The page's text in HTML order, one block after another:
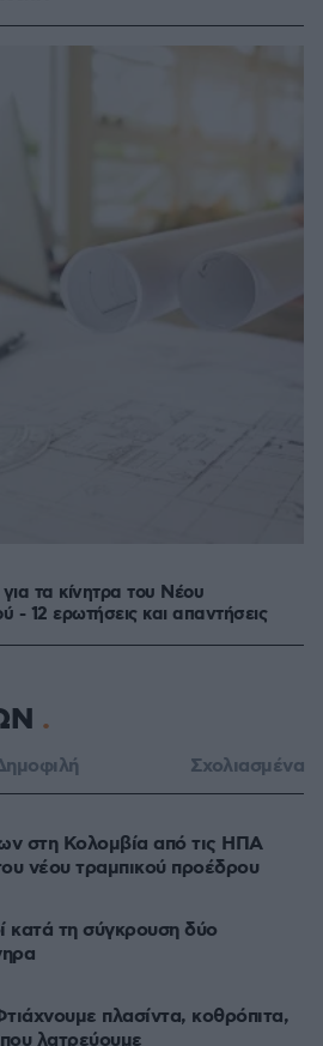
τα κίνητρα του Νέου
- 12 ερωτήσεις και απαντήσεις
Σχολιασμένα
στη Κολομβία από τις ΗΠΑ
νέου τραμπικού προέδρου
κατά τη σύγκρουση δύο
πλασίντα, κοθρόπιτα,
λατρεύουμε